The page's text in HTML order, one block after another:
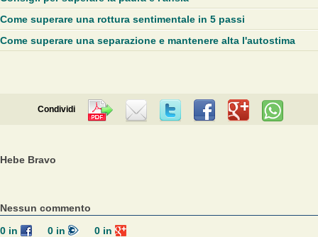
Come superare una rottura sentimentale in 5 passi
Come superare una separazione e mantenere alta l'autostima
Condividi
Hebe Bravo
Nessun commento
0in 0in 0 in